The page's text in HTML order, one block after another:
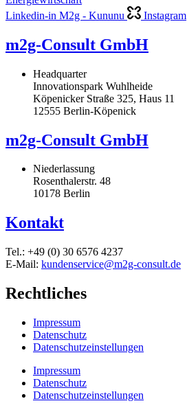
Linkedin-in M2g - Kununu Instagram
m2g-Consult GmbH
Headquarter
Innovationspark Wuhlheide
Köpenicker Straße 325, Haus 11
12555 Berlin-Köpenick
m2g-Consult GmbH
Niederlassung
Rosenthalerstr. 48
10178 Berlin
Kontakt
Tel.: +49 (0) 30 6576 4237
E-Mail: kundenservice@m2g-consult.de
Rechtliches
Impressum
Datenschutz
Datenschutzeinstellungen
Impressum
Datenschutz
Datenschutzeinstellungen